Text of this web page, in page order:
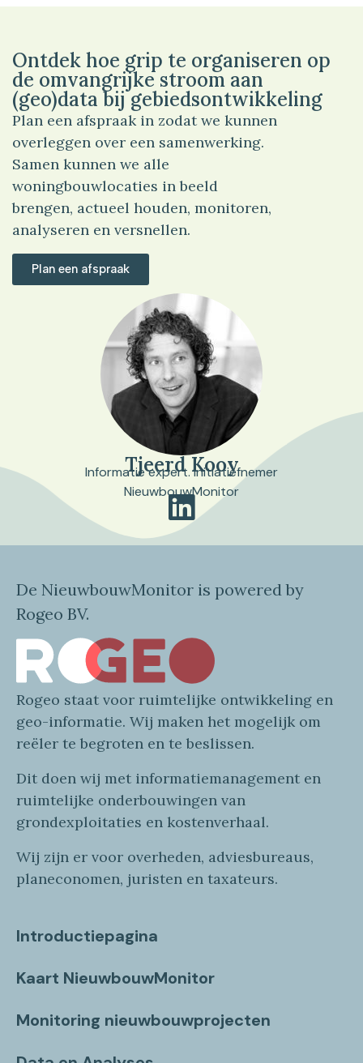
Ontdek hoe grip te organiseren op
de omvangrijke stroom aan
(geo)data bij gebiedsontwikkeling
Plan een afspraak in zodat we kunnen
overleggen over een samenwerking.
Samen kunnen we alle
woningbouwlocaties in beeld
brengen, actueel houden, monitoren,
analyseren en versnellen.
Plan een afspraak
Tjeerd Kooy
Informatie expert. Initiatiefnemer
NieuwbouwMonitor
De NieuwbouwMonitor is powered by
Rogeo BV.
Rogeo staat voor ruimtelijke ontwikkeling en
geo-informatie. Wij maken het mogelijk om
reëler te begroten en te beslissen.
Dit doen wij met informatiemanagement en
ruimtelijke onderbouwingen van
grondexploitaties en kostenverhaal.
Wij zijn er voor overheden, adviesbureaus,
planeconomen, juristen en taxateurs.
Introductiepagina
Kaart NieuwbouwMonitor
Monitoring nieuwbouwprojecten